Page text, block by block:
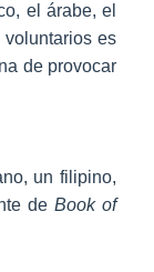
el árabe, el
es
de provocar
un filipino,
deBook of